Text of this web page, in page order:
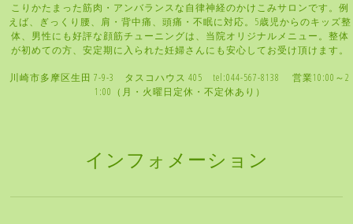
こりかたまった筋肉・アンバランスな自律神経のかけこみサロンです。例
えば、ぎっくり腰、肩・背中痛、頭痛・不眠に対応。5歳児からのキッズ整
体、男性にも好評な顔筋チューニングは、当院オリジナルメニュー。整体
が初めての方、安定期に入られた妊婦さんにも安心してお受け頂けます。
川崎市多摩区生田 7-9-3 タスコハウス 405 tel:044-567-8138 営業10:00～2
1:00（月・火曜日定休・不定休あり）
インフォメーション